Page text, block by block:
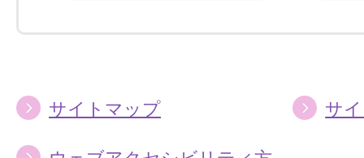
サイトマップ サ